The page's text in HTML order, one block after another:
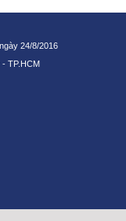
24/8/2016
- TP.HCM